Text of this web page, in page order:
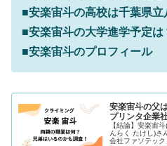
■安楽宙斗の高校は千葉県立
■安楽宙斗の大学進学予定は
■安楽宙斗のプロフィール
安楽宙斗の父
プリンタ企業
【結論】安楽宙
んらく たけし)さ
会社ファソテッ